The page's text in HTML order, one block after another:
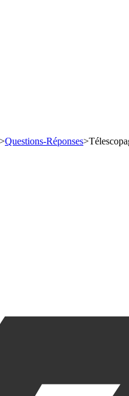
>Questions-Réponses>